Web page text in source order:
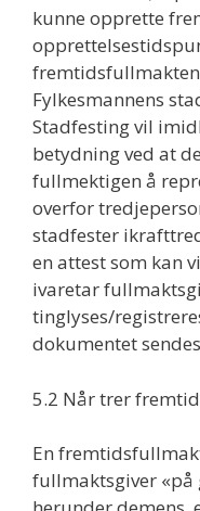
kunne opprette
Fylkesmannens
Stadfesting vil
betydning ved at
fullmektigen å
overfor
stadfester
en attest som kan
ivaretar
tinglyses/
dokumentet
5.2 Når trer
En
fullmaktsgiver «på